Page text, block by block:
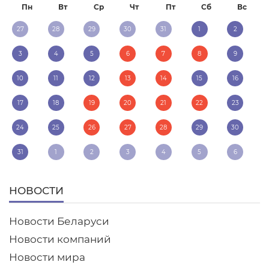
Пн Вт Ср Чт Пт Сб Вс
27 28 29 30 31 2
3 4 5 6 7 8 9
10 12 13 14 15 16
17 18 19 20 21 22 23
24 25 26 27 28 29 30
31 2 3 4 5 6
НОВОСТИ
Новости Беларуси
Новости компаний
Новости мира